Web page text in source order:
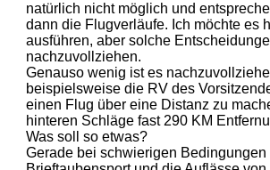
natürlich nicht möglich und
dann die Flugverläufe. Ich möchte es
ausführen, aber solche
nachzuvollziehen.
Genauso wenig ist es
beispielsweise die RV des
einen Flug über eine Distanz zu
hinteren Schläge fast 290 KM
Was soll so etwas?
Gerade bei schwierigen Bedingungen